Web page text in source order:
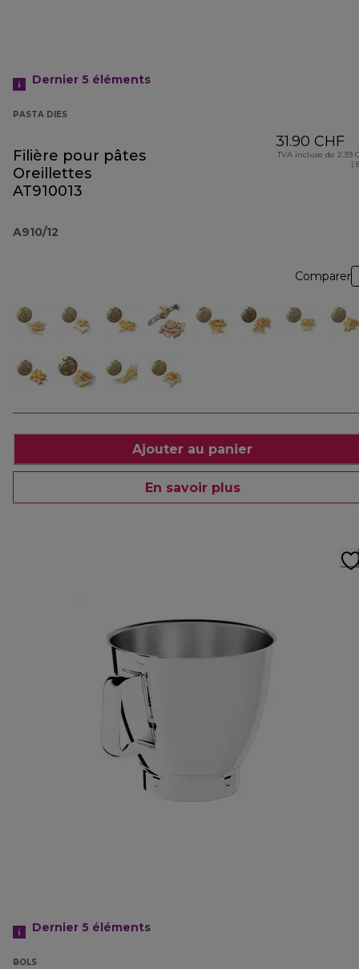
Dernier 5 éléments
PASTA DIES
Filière pour pâtes
Oreillettes
AT910013
A910/12
31.90 CHF
TVA incluse de 2.39
(
Comparer
Ajouter au panier
En savoir plus
Dernier 5 éléments
BOLS